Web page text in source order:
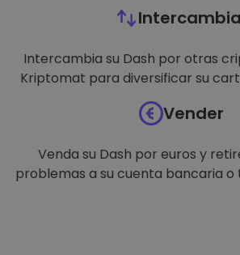
Intercambia su Dash por otras
Kriptomat para diversificar su
Vender
Venda su Dash por euros y
problemas a su cuenta bancaria o